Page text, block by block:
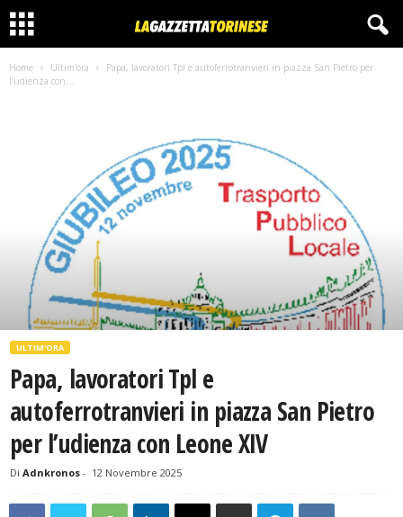
Home Ultim'ora
Papa, lavoratori Tpl e autoferrotranvieri in piazza San Pietro per
l’udienza con...
ULTIM'ORA
Papa, lavoratori Tpl e
autoferrotranvieri in piazza San Pietro
per l’udienza con Leone XIV
Di Adnkronos - 12 Novembre 2025